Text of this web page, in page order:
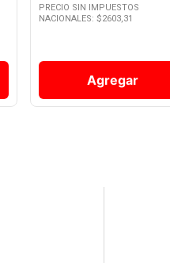
PRECIO SIN IMPUESTOS
NACIONALES: $2603,31
Agregar